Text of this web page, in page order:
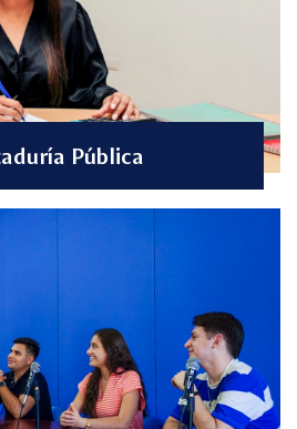
Pública